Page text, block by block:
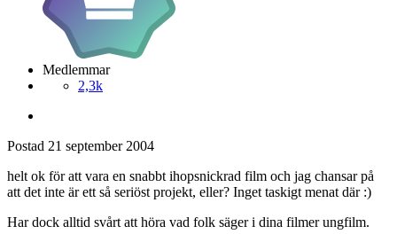
Medlemmar
2,3k
Postad 21 september 2004
helt ok för att vara en snabbt ihopsnickrad film och jag chansar på
att det inte är ett så seriöst projekt, eller? Inget taskigt menat där :)
Har dock alltid svårt att höra vad folk säger i dina filmer ungfilm.